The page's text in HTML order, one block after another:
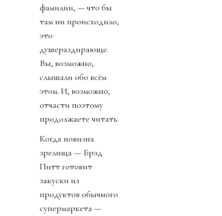
фамилии, — что бы
там ни происходило,
это
душераздирающе.
Вы, возможно,
слышали обо всём
этом. И, возможно,
отчасти поэтому
продолжаете читать.
Когда новизна
зрелища — Брэд
Питт готовит
закуски из
продуктов обычного
супермаркета —